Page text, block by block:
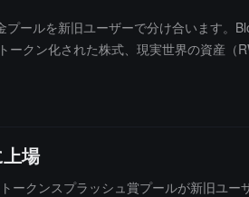
ールを新旧ユーザーで分け合います。
クン化された株式、現実世界の資産
場
クンスプラッシュ賞プールが新旧ユ